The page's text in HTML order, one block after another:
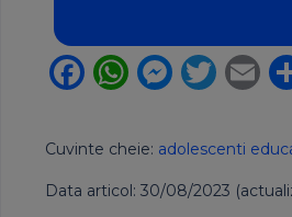
Facebook
Cuvinte cheie: adolescenti
Data articol: 30/08/2023